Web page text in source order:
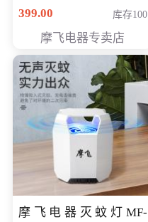
员专享价268元
399.00 库存100
摩飞电器专卖店
摩飞电器灭蚊灯MF-